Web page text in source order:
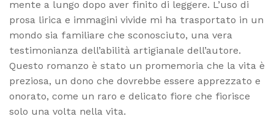
mente a lungo dopo aver finito di leggere. L’uso di
prosa lirica e immagini vivide mi ha trasportato in un
mondo sia familiare che sconosciuto, una vera
testimonianza dell’abilità artigianale dell’autore.
Questo romanzo è stato un promemoria che la vita è
preziosa, un dono che dovrebbe essere apprezzato e
onorato, come un raro e delicato fiore che fiorisce
solo una volta nella vita.